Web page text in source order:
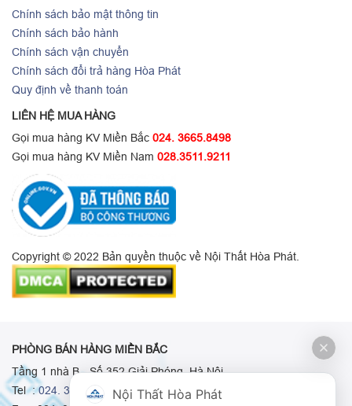
Chính sách bảo mật thông tin
Chính sách bảo hành
Chính sách vận chuyển
Chính sách đổi trả hàng Hòa Phát
Quy định về thanh toán
LIÊN HỆ MUA HÀNG
Gọi mua hàng KV Miền Bắc 024. 3665.8498
Gọi mua hàng KV Miền Nam 028.3511.9211
Copyright © 2022 Bản quyền thuộc về Nội Thất Hòa Phát.
PHÒNG BÁN HÀNG MIỀN BẮC
Tầng 1 nhà B - Số 352 Giải Phóng, Hà Nội
Tel :024. 3665 8498-024. 3665 8966-024. 3665 8993
Nội Thất Hòa Phát